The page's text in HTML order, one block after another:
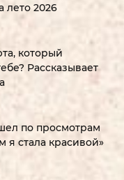
лето 2026
который
Рассказывает
по просмотрам
я стала красивой»